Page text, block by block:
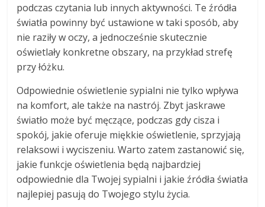
podczas czytania lub innych aktywności. Te źródła
światła powinny być ustawione w taki sposób, aby
nie raziły w oczy, a jednocześnie skutecznie
oświetlały konkretne obszary, na przykład strefę
przy łóżku.
Odpowiednie oświetlenie sypialni nie tylko wpływa
na komfort, ale także na nastrój. Zbyt jaskrawe
światło może być męczące, podczas gdy cisza i
spokój, jakie oferuje miękkie oświetlenie, sprzyjają
relaksowi i wyciszeniu. Warto zatem zastanowić się,
jakie funkcje oświetlenia będą najbardziej
odpowiednie dla Twojej sypialni i jakie źródła światła
najlepiej pasują do Twojego stylu życia.